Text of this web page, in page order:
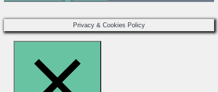
Privacy & Cookies Policy